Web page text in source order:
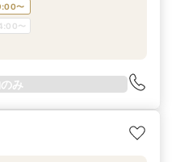
〜
〜
み